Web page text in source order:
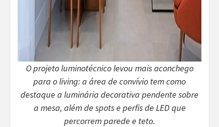
O projeto luminotécnico levou mais aconchego
para o living: a área de convívio tem como
destaque a luminária decorativa pendente sobre
a mesa, além de spots e perfis de LED que
percorrem parede e teto.